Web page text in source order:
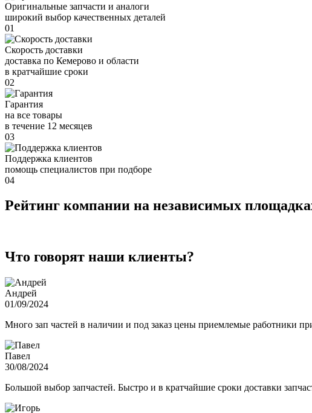
Оригинальные запчасти и аналоги
широкий выбор качественных деталей
01
Скорость доставки
доставка по Кемерово и области
в кратчайшие сроки
02
Гарантия
на все товары
в течение 12 месяцев
03
Поддержка клиентов
помощь специалистов при подборе
04
Рейтинг компании на независимых
Что говорят наши клиенты?
Андрей
01/09/2024
Много зап частей в наличии и под заказ цены приемлемые работники
Павел
30/08/2024
Большой выбор запчастей. Быстро и в кратчайшие сроки доставки